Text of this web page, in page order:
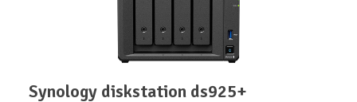
synology diskstation ds925+